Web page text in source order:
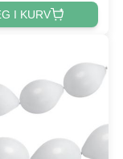
I KURV